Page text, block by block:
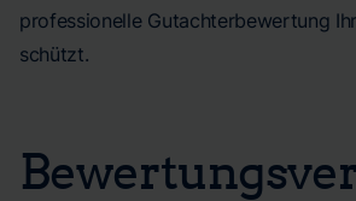
professionelle Gutachterbewertung
schützt.